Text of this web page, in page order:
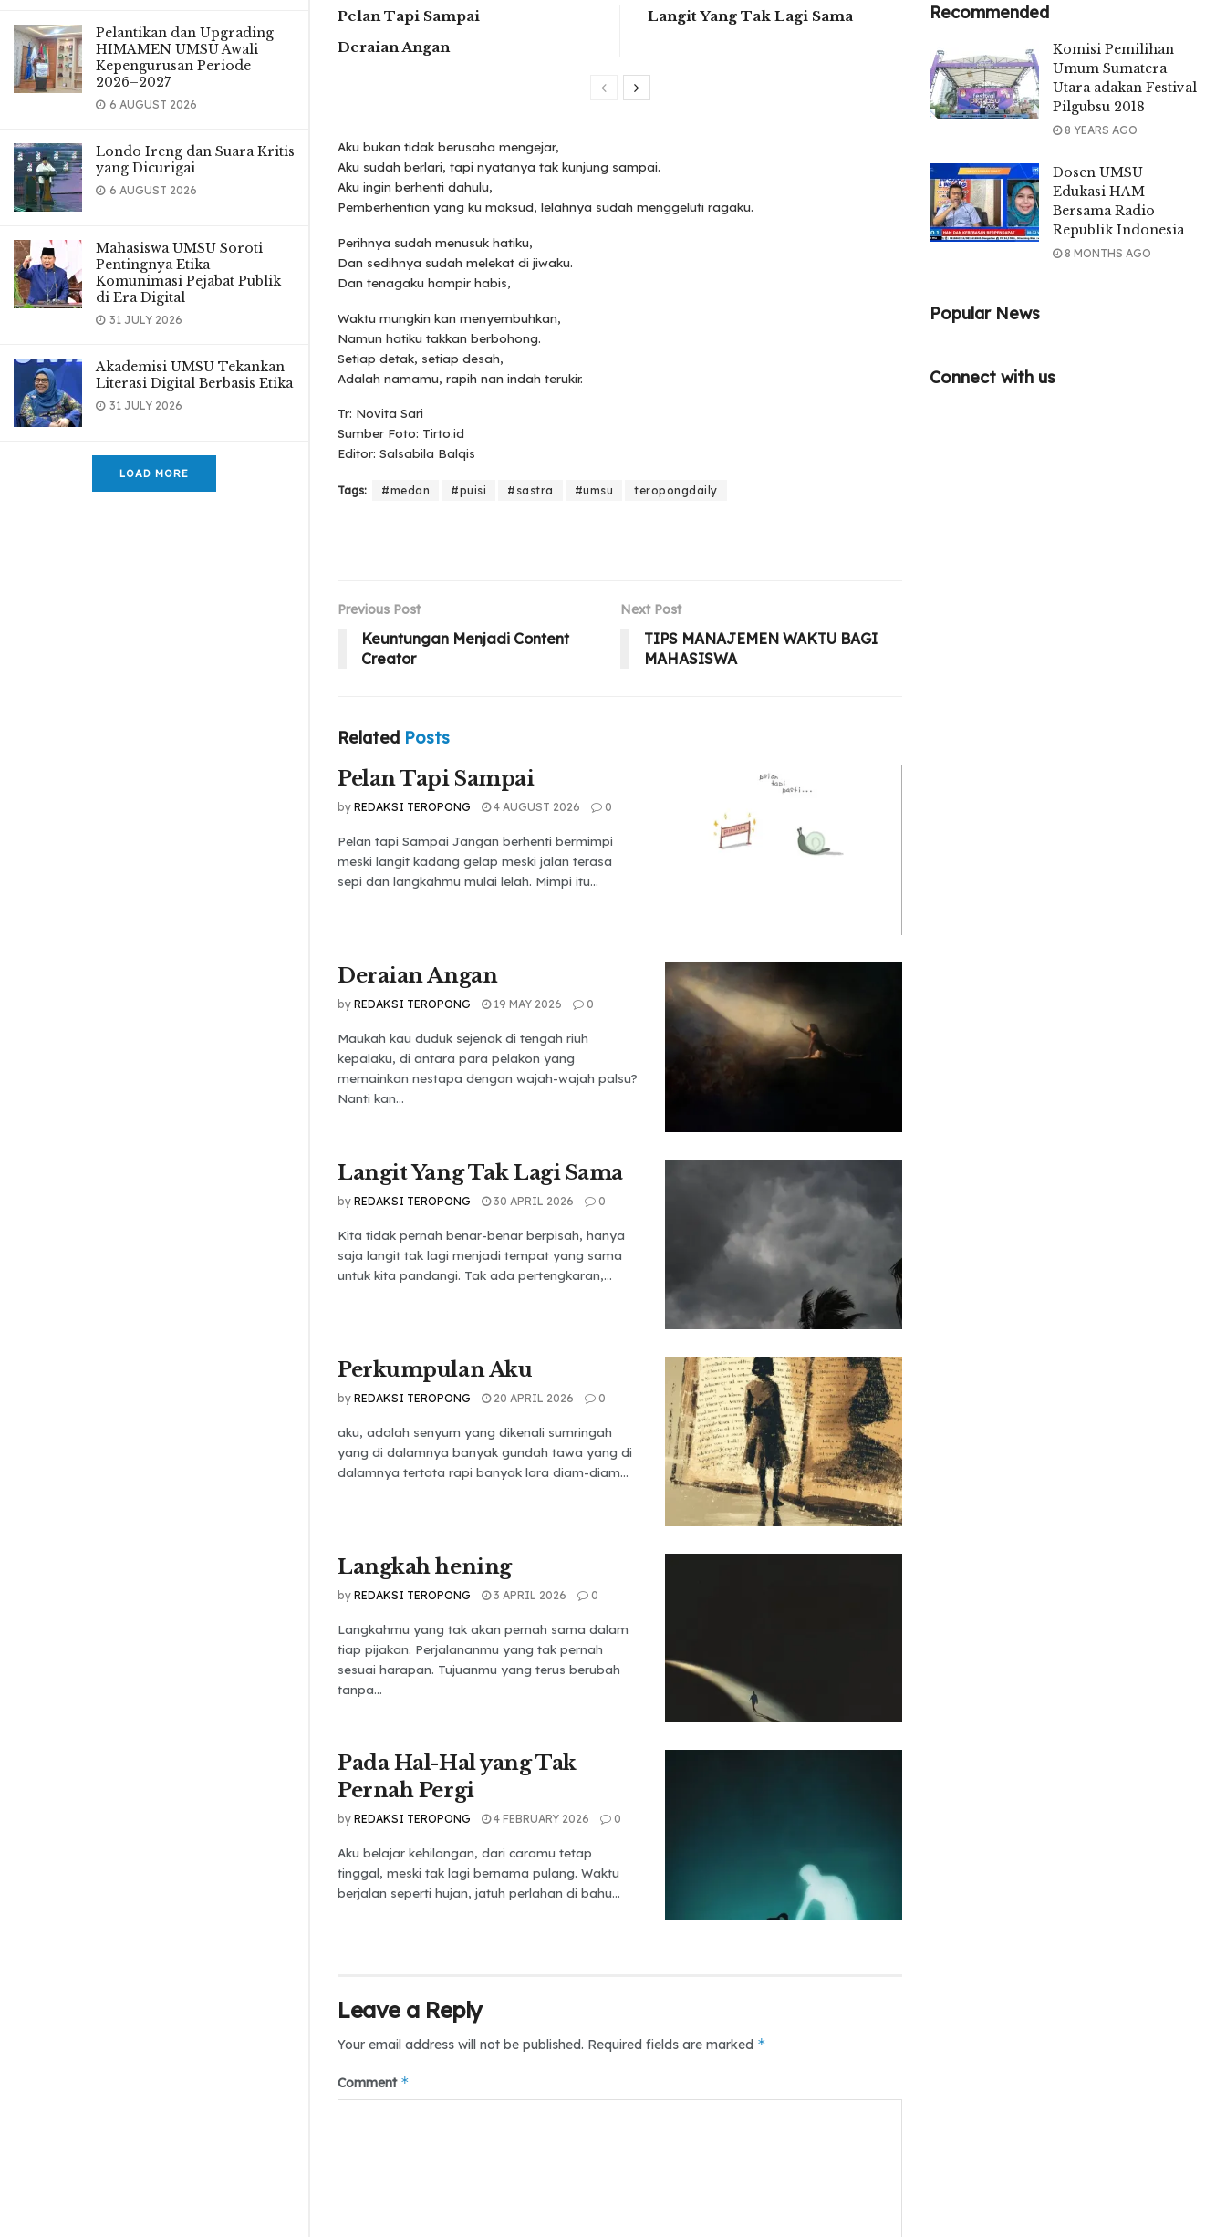
Pelantikan dan Upgrading
HIMAMEN UMSU Awali
Kepengurusan Periode
2026–2027
6 AUGUST 2026
Londo Ireng dan Suara Kritis
yang Dicurigai
6 AUGUST 2026
Mahasiswa UMSU Soroti
Pentingnya Etika
Komunimasi Pejabat Publik
di Era Digital
31 JULY 2026
Akademisi UMSU Tekankan
Literasi Digital Berbasis Etika
31 JULY 2026
LOAD MORE
Pelan Tapi Sampai
Deraian Angan
Langit Yang Tak Lagi Sama
Aku bukan tidak berusaha mengejar,
Aku sudah berlari, tapi nyatanya tak kunjung sampai.
Aku ingin berhenti dahulu,
Pemberhentian yang ku maksud, lelahnya sudah menggeluti ragaku.
Perihnya sudah menusuk hatiku,
Dan sedihnya sudah melekat di jiwaku.
Dan tenagaku hampir habis,
Waktu mungkin kan menyembuhkan,
Namun hatiku takkan berbohong.
Setiap detak, setiap desah,
Adalah namamu, rapih nan indah terukir.
Tr: Novita Sari
Sumber Foto: Tirto.id
Editor: Salsabila Balqis
Tags: #medan #puisi #sastra #umsu teropongdaily
Previous Post
Keuntungan Menjadi Content
Creator
Next Post
TIPS MANAJEMEN WAKTU BAGI
MAHASISWA
Related Posts
Pelan Tapi Sampai
by REDAKSI TEROPONG 4 AUGUST 2026 0
Pelan tapi Sampai Jangan berhenti bermimpi
meski langit kadang gelap meski jalan terasa
sepi dan langkahmu mulai lelah. Mimpi itu...
Deraian Angan
by REDAKSI TEROPONG 19 MAY 2026 0
Maukah kau duduk sejenak di tengah riuh
kepalaku, di antara para pelakon yang
memainkan nestapa dengan wajah-wajah palsu?
Nanti kan...
Langit Yang Tak Lagi Sama
by REDAKSI TEROPONG 30 APRIL 2026 0
Kita tidak pernah benar-benar berpisah, hanya
saja langit tak lagi menjadi tempat yang sama
untuk kita pandangi. Tak ada pertengkaran,...
Perkumpulan Aku
by REDAKSI TEROPONG 20 APRIL 2026 0
aku, adalah senyum yang dikenali sumringah
yang di dalamnya banyak gundah tawa yang di
dalamnya tertata rapi banyak lara diam-diam...
Langkah hening
by REDAKSI TEROPONG 3 APRIL 2026 0
Langkahmu yang tak akan pernah sama dalam
tiap pijakan. Perjalananmu yang tak pernah
sesuai harapan. Tujuanmu yang terus berubah
tanpa...
Pada Hal-Hal yang Tak
Pernah Pergi
by REDAKSI TEROPONG 4 FEBRUARY 2026 0
Aku belajar kehilangan, dari caramu tetap
tinggal, meski tak lagi bernama pulang. Waktu
berjalan seperti hujan, jatuh perlahan di bahu...
Leave a Reply
Your email address will not be published. Required fields are marked *
Comment *
Recommended
Komisi Pemilihan
Umum Sumatera
Utara adakan Festival
Pilgubsu 2018
8 YEARS AGO
Dosen UMSU
Edukasi HAM
Bersama Radio
Republik Indonesia
8 MONTHS AGO
Popular News
Connect with us